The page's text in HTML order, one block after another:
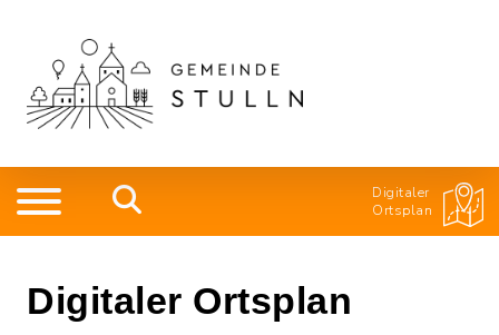
Digitaler
Ortsplan
Digitaler Ortsplan